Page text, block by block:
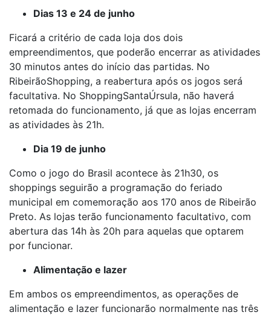
Dias 13 e 24 de junho
Ficará a critério de cada loja dos dois
empreendimentos, que poderão encerrar as atividades
30 minutos antes do início das partidas. No
RibeirãoShopping, a reabertura após os jogos será
facultativa. No ShoppingSantaÚrsula, não haverá
retomada do funcionamento, já que as lojas encerram
as atividades às 21h.
Dia 19 de junho
Como o jogo do Brasil acontece às 21h30, os
shoppings seguirão a programação do feriado
municipal em comemoração aos 170 anos de Ribeirão
Preto. As lojas terão funcionamento facultativo, com
abertura das 14h às 20h para aquelas que optarem
por funcionar.
Alimentação e lazer
Em ambos os empreendimentos, as operações de
alimentação e lazer funcionarão normalmente nas três